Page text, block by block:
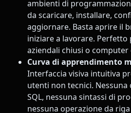
ambienti di
da scaricare, installare,
aggiornare. Basta aprire il
iniziare a lavorare. Perfetto
aziendali chiusi o computer
Curva di apprendimento
Interfaccia visiva intuitiva
utenti non tecnici. Nessuna
SQL, nessuna sintassi di
nessuna operazione da